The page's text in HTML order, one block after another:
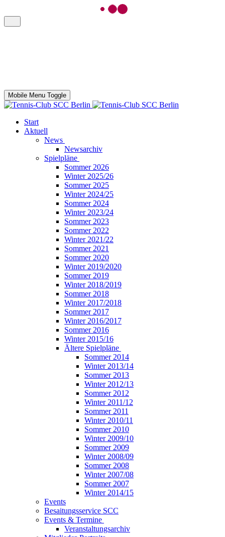
Mobile Menu Toggle
Start
Aktuell
News
Newsarchiv
Spielpläne
Sommer 2026
Winter 2025/26
Sommer 2025
Winter 2024/25
Sommer 2024
Winter 2023/24
Sommer 2023
Sommer 2022
Winter 2021/22
Sommer 2021
Sommer 2020
Winter 2019/2020
Sommer 2019
Winter 2018/2019
Sommer 2018
Winter 2017/2018
Sommer 2017
Winter 2016/2017
Sommer 2016
Winter 2015/16
Ältere Spielpläne
Sommer 2014
Winter 2013/14
Sommer 2013
Winter 2012/13
Sommer 2012
Winter 2011/12
Sommer 2011
Winter 2010/11
Sommer 2010
Winter 2009/10
Sommer 2009
Winter 2008/09
Sommer 2008
Winter 2007/08
Sommer 2007
Winter 2014/15
Events
Besaitungsservice SCC
Events & Termine
Veranstaltungsarchiv